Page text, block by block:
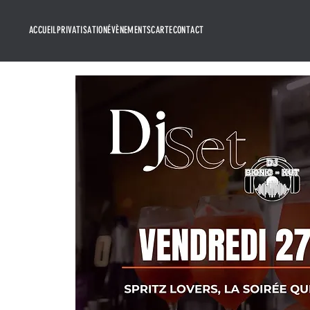
ACCUEILPRIVATISATIONÉVÈNEMENTSCARTECONTACT